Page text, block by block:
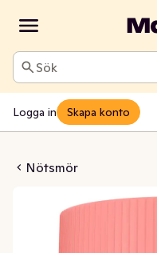
Sök
Logga in Skapa konto
Nötsmör
Banankaka